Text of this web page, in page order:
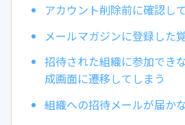
アカウント削除前に確認し
メールマガジンに登録した
招待された組織に参加でき
成画面に遷移してしまう
組織への招待メールが届か